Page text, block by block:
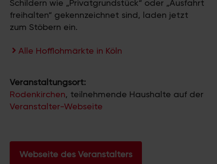
Schildern wie „Privatgrundstück“ oder „Ausfahrt
freihalten“ gekennzeichnet sind, laden jetzt
zum Stöbern ein.
Alle Hofflohmärkte in Köln
Veranstaltungsort:
Rodenkirchen, teilnehmende Haushalte auf der
Veranstalter-Webseite
Webseite des Veranstalters